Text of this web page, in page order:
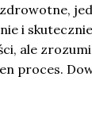
i
ale
proces.